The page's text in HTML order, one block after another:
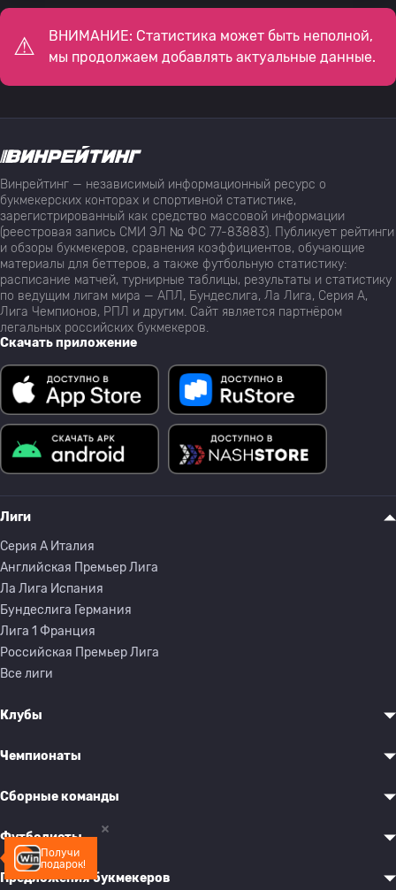
ВНИМАНИЕ: Статистика может быть неполной,
мы продолжаем добавлять актуальные данные.
Получи
подарок!
Винрейтинг — независимый информационный ресурс о
букмекерских конторах и спортивной статистике,
зарегистрированный как средство массовой информации
(реестровая запись СМИ ЭЛ № ФС 77-83883). Публикует рейтинги
и обзоры букмекеров, сравнения коэффициентов, обучающие
материалы для беттеров, а также футбольную статистику:
расписание матчей, турнирные таблицы, результаты и статистику
по ведущим лигам мира — АПЛ, Бундеслига, Ла Лига, Серия А,
Лига Чемпионов, РПЛ и другим. Сайт является партнёром
легальных российских букмекеров.
Скачать приложение
Лиги
Серия A Италия
Английская Премьер Лига
Ла Лига Испания
Бундеслига Германия
Лига 1 Франция
Российская Премьер Лига
Все лиги
Клубы
Чемпионаты
Сборные команды
Футболисты
Предложения букмекеров